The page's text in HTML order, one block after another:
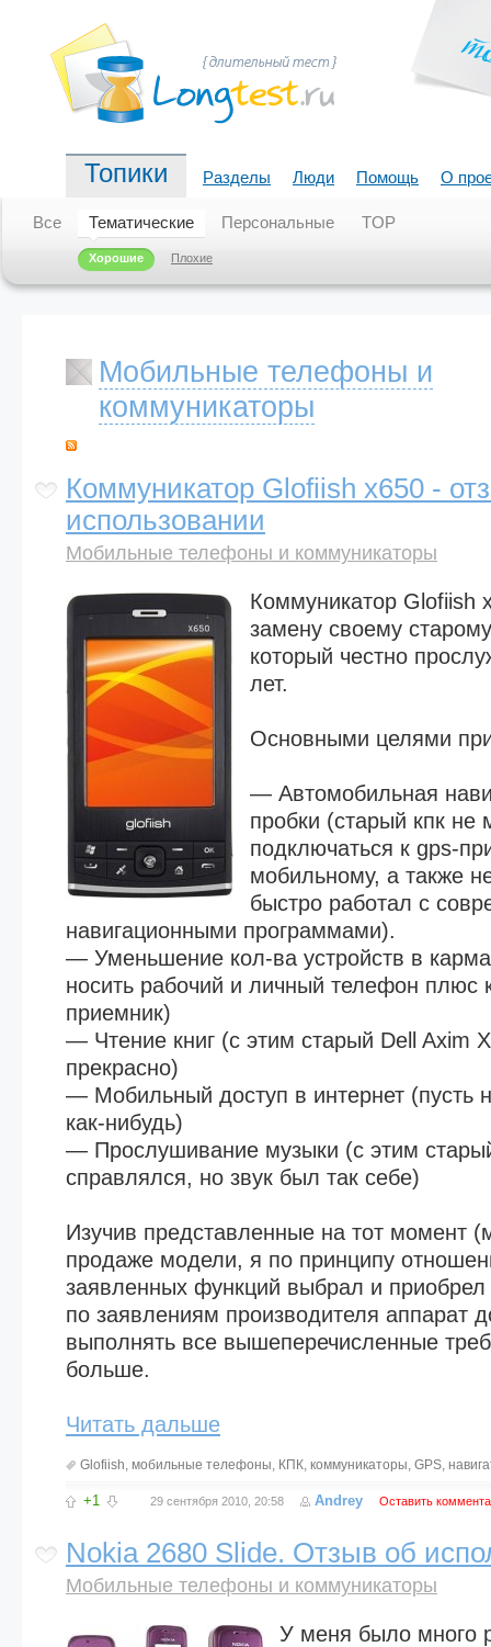
Топики Разделы Люди Помощь О
Все Тематические
Хорошие Плохие
Персональные TOP
Мобильные телефоны и
коммуникаторы
Коммуникатор Glofiish x650 -
использовании
Мобильные телефоны и коммуникаторы
Коммуникатор Glofiish
замену своему
который честно
лет.
Основными целями
— Автомобильная
пробки (старый кпк не
подключаться к gps-
мобильному, а также
быстро работал с
навигационными программами).
— Уменьшение кол-ва устройств в
носить рабочий и личный телефон плюс
приемник)
— Чтение книг (с этим старый Dell Axim
прекрасно)
— Мобильный доступ в интернет (пусть
как-нибудь)
— Прослушивание музыки (с этим
справлялся, но звук был так себе)
Изучив представленные на тот момент
продаже модели, я по принципу
заявленных функций выбрал и
по заявлениям производителя аппарат
выполнять все вышеперечисленные
больше.
Читать дальше
Glofiish, мобильные телефоны, КПК, коммуникаторы, GPS,
+1 29 сентября 2010, 20:58 Andrey Оставить
Nokia 2680 Slide. Отзыв об
Мобильные телефоны и коммуникаторы
У меня было много